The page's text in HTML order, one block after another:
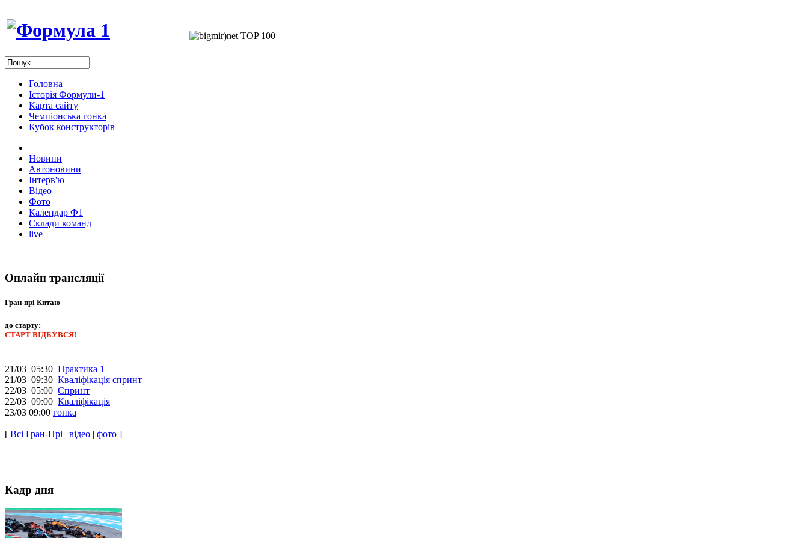
Головна
Історія Формули-1
Карта сайту
Чемпіонська гонка
Кубок конструкторів
Новини
Автоновини
Інтерв'ю
Відео
Фото
Календар Ф1
Склади команд
live
Онлайн трансляції
Гран-прі Китаю
до старту:
СТАРТ ВІДБУВСЯ!
21/03 05:30 Практика 1
21/03 09:30 Кваліфікація спринт
22/03 05:00 Спринт
22/03 09:00 Кваліфікація
23/03 09:00 гонка
[ Всі Гран-Прі | відео | фото ]
Кадр дня